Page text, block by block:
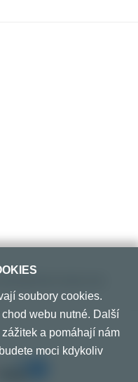
soubory cookies.
webu nutné. Další
a pomáhají nám
moci kdykoliv